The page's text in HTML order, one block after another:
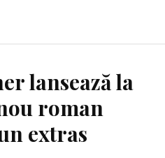
lansează la
roman
extras